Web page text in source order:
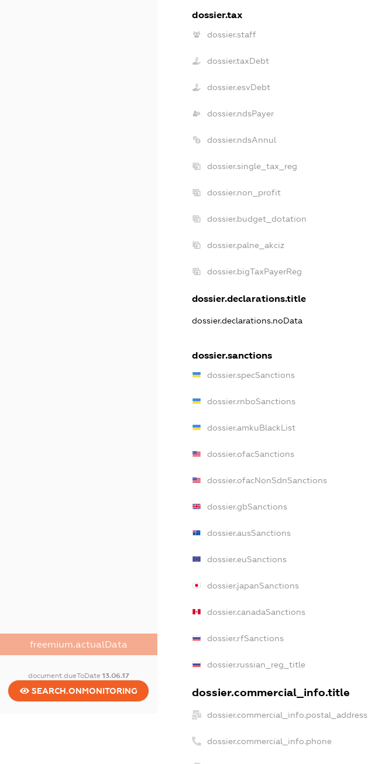
freemium.actualData
document.dueToDate 13.06.17
SEARCH.ONMONITORING
dossier.tax
dossier.staff
dossier.taxDebt
dossier.esvDebt
dossier.ndsPayer
dossier.ndsAnnul
dossier.single_tax_reg
dossier.non_profit
dossier.budget_dotation
dossier.palne_akciz
dossier.bigTaxPayerReg
dossier.declarations.title
dossier.declarations.noData
dossier.sanctions
dossier.specSanctions
dossier.rnboSanctions
dossier.amkuBlackList
dossier.ofacSanctions
dossier.ofacNonSdnSanctions
dossier.gbSanctions
dossier.ausSanctions
dossier.euSanctions
dossier.japanSanctions
dossier.canadaSanctions
dossier.rfSanctions
dossier.russian_reg_title
dossier.commercial_info.title
dossier.commercial_info.postal_address
dossier.commercial_info.phone